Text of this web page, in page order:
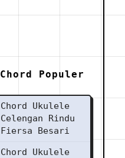
Chord Populer
Chord Ukulele
Celengan Rindu
Fiersa Besari
Chord Ukulele